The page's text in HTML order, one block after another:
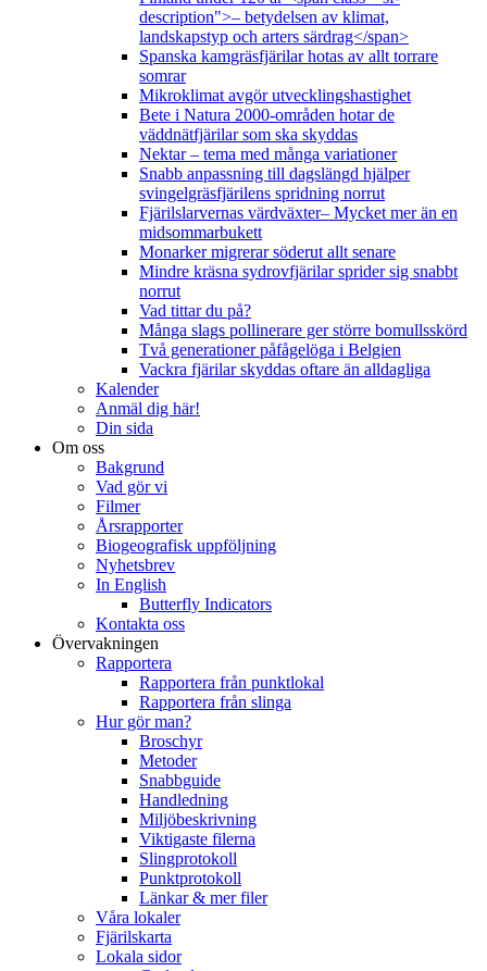
description">– betydelsen av klimat,
landskapstyp och arters särdrag</span>
Spanska kamgräsfjärilar hotas av allt torrare
somrar
Mikroklimat avgör utvecklingshastighet
Bete i Natura 2000-områden hotar de
väddnätfjärilar som ska skyddas
Nektar – tema med många variationer
Snabb anpassning till dagslängd hjälper
svingelgräsfjärilens spridning norrut
Fjärilslarvernas värdväxter– Mycket mer än en
midsommarbukett
Monarker migrerar söderut allt senare
Mindre kräsna sydrovfjärilar sprider sig snabbt
norrut
Vad tittar du på?
Många slags pollinerare ger större bomullsskörd
Två generationer påfågelöga i Belgien
Vackra fjärilar skyddas oftare än alldagliga
Kalender
Anmäl dig här!
Din sida
Om oss
Bakgrund
Vad gör vi
Filmer
Årsrapporter
Biogeografisk uppföljning
Nyhetsbrev
In English
Butterfly Indicators
Kontakta oss
Övervakningen
Rapportera
Rapportera från punktlokal
Rapportera från slinga
Hur gör man?
Broschyr
Metoder
Snabbguide
Handledning
Miljöbeskrivning
Viktigaste filerna
Slingprotokoll
Punktprotokoll
Länkar & mer filer
Våra lokaler
Fjärilskarta
Lokala sidor